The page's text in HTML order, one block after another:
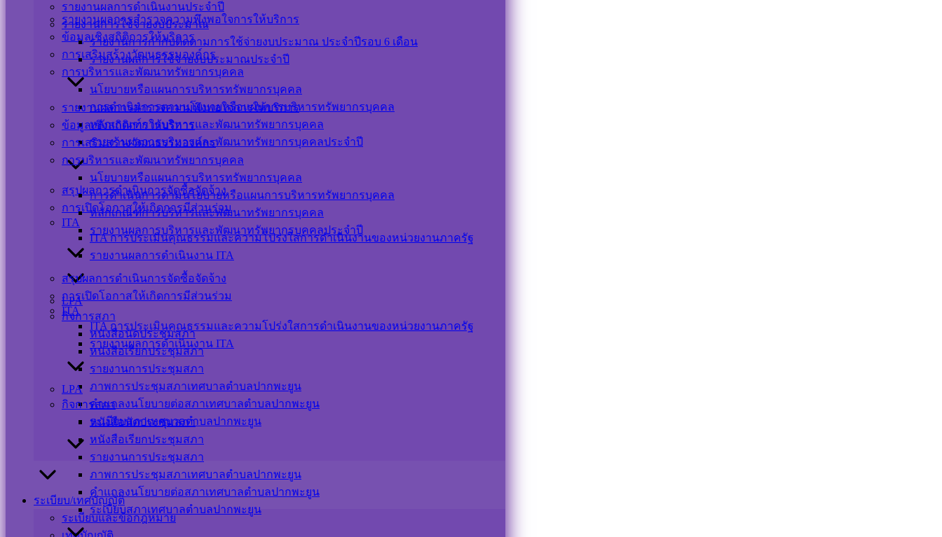
รายงานผลการสำรวจความพึงพอใจการให้บริการ
ข้อมูลเชิงสถิติการให้บริการ
การเสริมสร้างวัฒนธรรมองค์กร
การบริหารและพัฒนาทรัพยากรบุคคล
นโยบายหรือแผนการบริหารทรัพยากรบุคคล
การดำเนินการตามนโยบายหรือแผนการบริหารทรัพยากรบุคคล
หลักเกณฑ์การบริหารและพัฒนาทรัพยากรบุคคล
รายงานผลการบริหารและพัฒนาทรัพยากรบุคคลประจำปี
สรุปผลการดำเนินการจัดซื้อจัดจ้าง
การเปิดโอกาสให้เกิดการมีส่วนร่วม
ITA
ITA การประเมินคุณธรรมและความโปร่งใสการดำเนินงานของหน่วยงานภาครัฐ
รายงานผลการดำเนินงาน ITA
LPA
กิจการสภา
หนังสือนัดประชุมสภา
หนังสือเรียกประชุมสภา
รายงานการประชุมสภา
ภาพการประชุมสภาเทศบาลตำบลปากพะยูน
คำแถลงนโยบายต่อสภาเทศบาลตำบลปากพะยูน
ระเบียบสภาเทศบาลตำบลปากพะยูน
ระเบียบ/เทศบัญญัติ
ระเบียบและข้อกฎหมาย
รายงานผลการดำเนินงานประจำปี
รายงานการใช้จ่ายงบประมาณ
รายงานการกำกับติดตามการใช้จ่ายงบประมาณ ประจำปีรอบ 6 เดือน
รายงานผลการใช้จ่ายงบประมาณประจำปี
รายงานผลการสำรวจความพึงพอใจการให้บริการ
ข้อมูลเชิงสถิติการให้บริการ
การเสริมสร้างวัฒนธรรมองค์กร
การบริหารและพัฒนาทรัพยากรบุคคล
นโยบายหรือแผนการบริหารทรัพยากรบุคคล
การดำเนินการตามนโยบายหรือแผนการบริหารทรัพยากรบุคคล
หลักเกณฑ์การบริหารและพัฒนาทรัพยากรบุคคล
รายงานผลการบริหารและพัฒนาทรัพยากรบุคคลประจำปี
สรุปผลการดำเนินการจัดซื้อจัดจ้าง
การเปิดโอกาสให้เกิดการมีส่วนร่วม
ITA
ITA การประเมินคุณธรรมและความโปร่งใสการดำเนินงานของหน่วยงานภาครัฐ
รายงานผลการดำเนินงาน ITA
LPA
กิจการสภา
หนังสือนัดประชุมสภา
หนังสือเรียกประชุมสภา
รายงานการประชุมสภา
ภาพการประชุมสภาเทศบาลตำบลปากพะยูน
คำแถลงนโยบายต่อสภาเทศบาลตำบลปากพะยูน
ระเบียบสภาเทศบาลตำบลปากพะยูน